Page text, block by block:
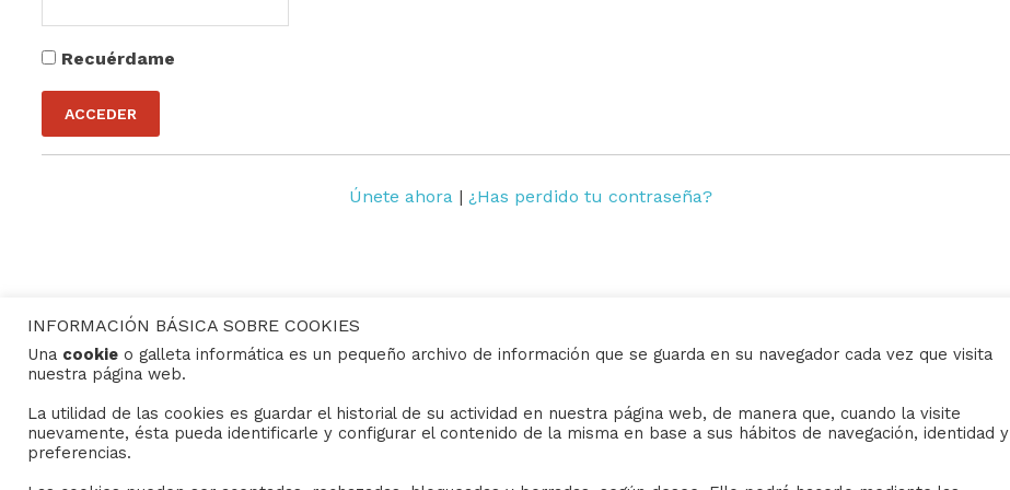
Recuérdame
Únete ahora| ¿Has perdido tu contraseña?
CONTACTO
Consejo General de Hermandades y Cofradías de la ciudad de Sevilla
C/ San Gregorio 26. 41004- Sevilla
Sus datos seguros.
INFORMACIÓN BÁSICA SOBRE COOKIES
Una cookie o galleta informática es un pequeño archivo de información que se guarda en su navegador cada vez que visita
nuestra página web.
La utilidad de las cookies es guardar el historial de su actividad en nuestra página web, de manera que, cuando la visite
nuevamente, ésta pueda identificarle y configurar el contenido de la misma en base a sus hábitos de navegación, identidad y
preferencias.